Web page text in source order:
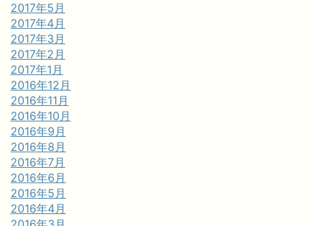
2017年5月
2017年4月
2017年3月
2017年2月
2017年1月
2016年12月
2016年11月
2016年10月
2016年9月
2016年8月
2016年7月
2016年6月
2016年5月
2016年4月